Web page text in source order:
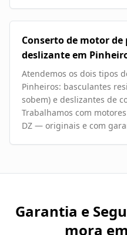
Conserto de motor
deslizante em
Atendemos os dois tipos
Pinheiros: basculantes
sobem) e deslizantes de
Trabalhamos com
DZ — originais e com
Garantia e
mora em